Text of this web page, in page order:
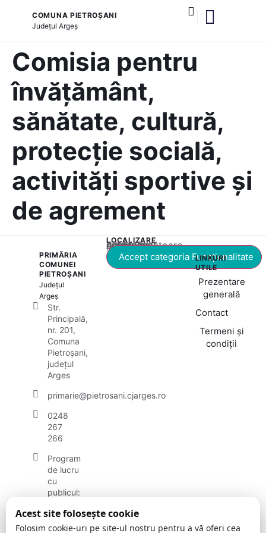
COMUNA PIETROȘANI
Județul Argeș
Comisia pentru
învățământ,
sănătate, cultură,
protecție socială,
activități sportive și
de agrement
PRIMĂRIA
COMUNEI
PIETROȘANI
Județul
Argeș
Str.
Principală,
nr. 201,
Comuna
Pietroșani,
județul
Arges
primarie@pietrosani.cjarges.ro
0248
267
266
Program
de lucru
cu
publicul:
vineri:
08.30 –
LOCALIZARE
Acest conținut este blocat până când acceptați categoria corespunzătoare de cookie-uri.
Accept categoria Funcționalitate
LINKURI
UTILE
Prezentare
generală
Contact
Termeni și
condiții
Acest site folosește cookie
Folosim cookie-uri pe site-ul nostru pentru a vă oferi cea